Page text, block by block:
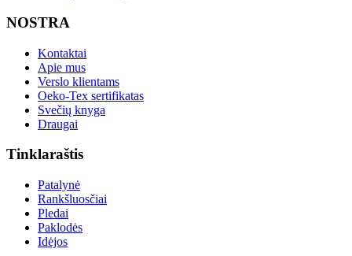
NOSTRA
Kontaktai
Apie mus
Verslo klientams
Oeko-Tex sertifikatas
Svečių knyga
Draugai
Tinklaraštis
Patalynė
Rankšluosčiai
Pledai
Paklodės
Idėjos